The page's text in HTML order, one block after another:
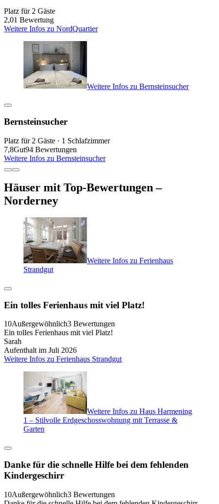
Platz für 2 Gäste
2,01 Bewertung
Weitere Infos zu NordQuartier
Weitere Infos zu Bernsteinsucher
Bernsteinsucher
Platz für 2 Gäste · 1 Schlafzimmer
7,8Gut94 Bewertungen
Weitere Infos zu Bernsteinsucher
Häuser mit Top-Bewertungen –
Norderney
Weitere Infos zu Ferienhaus
Strandgut
Ein tolles Ferienhaus mit viel Platz!
10Außergewöhnlich3 Bewertungen
Ein tolles Ferienhaus mit viel Platz!
Sarah
Aufenthalt im Juli 2026
Weitere Infos zu Ferienhaus Strandgut
Weitere Infos zu Haus Harmening
1 – Stilvolle Erdgeschosswohnung mit Terrasse &
Garten
Danke für die schnelle Hilfe bei dem fehlenden
Kindergeschirr
10Außergewöhnlich3 Bewertungen